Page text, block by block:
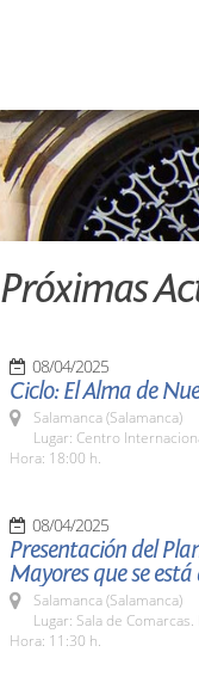
Próximas
08/04/2025
Ciclo: El Alma de
Salamanca (Salamanca)
Lugar: Centro
Hora: 18:00 h.
08/04/2025
Presentación del
Mayores que se
Salamanca (Salamanca)
Lugar: Sala de
Hora: 11:30 h.